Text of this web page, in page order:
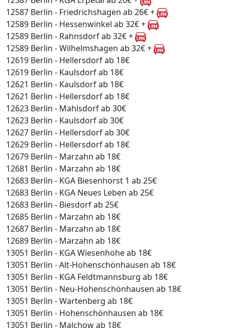
12587 Berlin - Friedrichshagen ab 26€ +
12589 Berlin - Hessenwinkel ab 32€ +
12589 Berlin - Rahnsdorf ab 32€ +
12589 Berlin - Wilhelmshagen ab 32€ +
12619 Berlin - Hellersdorf ab 18€
12619 Berlin - Kaulsdorf ab 18€
12621 Berlin - Kaulsdorf ab 18€
12621 Berlin - Hellersdorf ab 18€
12623 Berlin - Mahlsdorf ab 30€
12623 Berlin - Kaulsdorf ab 30€
12627 Berlin - Hellersdorf ab 30€
12629 Berlin - Hellersdorf ab 18€
12679 Berlin - Marzahn ab 18€
12681 Berlin - Marzahn ab 18€
12683 Berlin - KGA Biesenhorst 1 ab 25€
12683 Berlin - KGA Neues Leben ab 25€
12683 Berlin - Biesdorf ab 25€
12685 Berlin - Marzahn ab 18€
12687 Berlin - Marzahn ab 18€
12689 Berlin - Marzahn ab 18€
13051 Berlin - KGA Wiesenhöhe ab 18€
13051 Berlin - Alt-Hohenschönhausen ab 18€
13051 Berlin - KGA Feldtmannsburg ab 18€
13051 Berlin - Neu-Hohenschönhausen ab 18€
13051 Berlin - Wartenberg ab 18€
13051 Berlin - Hohenschönhausen ab 18€
13051 Berlin - Malchow ab 18€